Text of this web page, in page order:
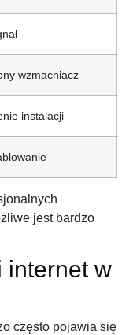
wzmacniacz
instalacji
jest bardzo
internet w
często pojawia się